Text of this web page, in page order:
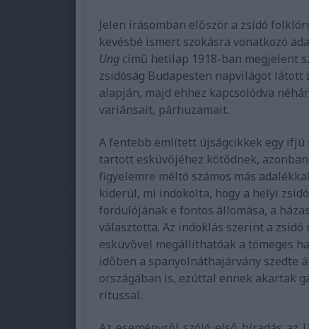
Jelen írásomban először a zsidó
kevésbé ismert szokásra vonatkozó
Ung című hetilap 1918-ban megjelent
zsidóság Budapesten napvilágot látott
alapján, majd ehhez kapcsolódva
variánsait, párhuzamait.
A fentebb említett újságcikkek egy
tartott esküvőjéhez kötődnek,
figyelemre méltó számos más
kiderül, mi indokolta, hogy a helyi
fordulójának e fontos állomása, a
választotta. Az indoklás szerint a
esküvővel megállíthatóak a tömeges
időben a spanyolnáthajárvány szedte
országában is, ezúttal ennek akartak
rítussal.